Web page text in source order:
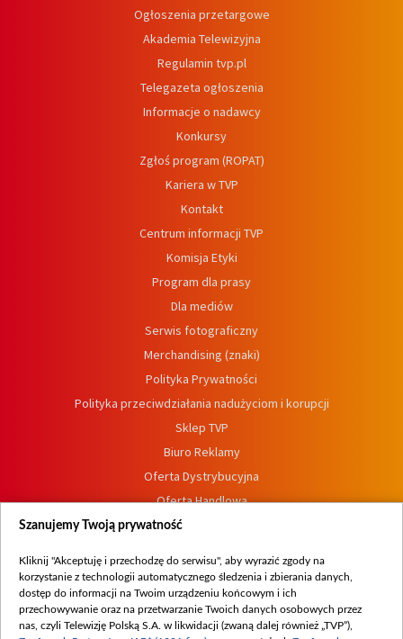
Ogłoszenia przetargowe
Akademia Telewizyjna
Regulamin tvp.pl
Telegazeta ogłoszenia
Informacje o nadawcy
Konkursy
Zgłoś program (ROPAT)
Kariera w TVP
Kontakt
Centrum informacji TVP
Komisja Etyki
Program dla prasy
Dla mediów
Serwis fotograficzny
Merchandising (znaki)
Polityka Prywatności
Polityka przeciwdziałania nadużyciom i korupcji
Sklep TVP
Biuro Reklamy
Oferta Dystrybucyjna
Oferta Handlowa
Dostępność
Procedura zgłoszeń wewnętrznych
Szanujemy Twoją prywatność
Kliknij "Akceptuję i przechodzę do serwisu", aby wyrazić zgody na
korzystanie z technologii automatycznego śledzenia i zbierania danych,
dostęp do informacji na Twoim urządzeniu końcowym i ich
przechowywanie oraz na przetwarzanie Twoich danych osobowych przez
nas, czyli Telewizję Polską S.A. w likwidacji (zwaną dalej również „TVP”),